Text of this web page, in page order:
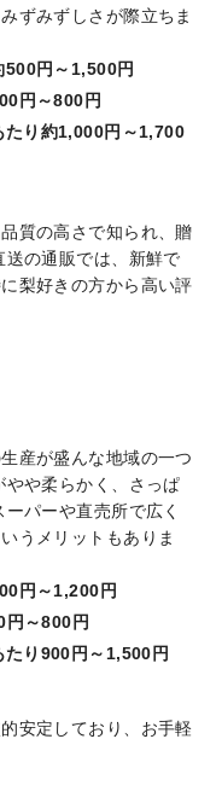
ずみずしさが際立ちま
500円～1,500円
円～800円
たり約1,000円～1,700
質の高さで知られ、贈
の通販では、新鮮で
梨好きの方から高い評
産が盛んな地域の一つ
や柔らかく、さっぱ
パーや直売所で広く
うメリットもありま
円～1,200円
～800円
り900円～1,500円
安定しており、お手軽